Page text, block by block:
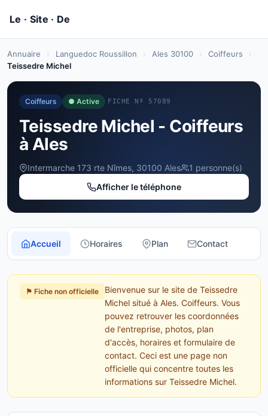
Annuaire › Languedoc Roussillon › Ales 30100 › Coiffeurs
›
Teissedre Michel
Coiffeurs ● Active FICHE Nº 57089
Teissedre Michel - Coiffeurs
à Ales
Intermarche 173 rte Nîmes, 30100 Ales
1 personne(s)
Afficher le téléphone
Accueil Horaires Plan Contact
⚑ Fiche non officielle
Bienvenue sur le site de Teissedre
Michel situé à Ales. Coiffeurs. Vous
pouvez retrouver les coordonnées
de l'entreprise, photos, plan
d'accès, horaires et formulaire de
contact. Ceci est une page non
officielle qui concentre toutes les
informations sur Teissedre Michel.